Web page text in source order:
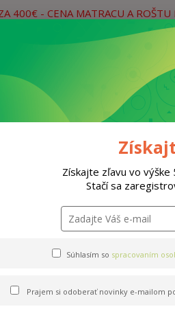
400€ - CENA MATRACU A
Rošty Doplnky
Získajte zľavu vo výške
Stačí sa
Súhlasím so spracovaním
Prajem si odoberať novinky e-mailom